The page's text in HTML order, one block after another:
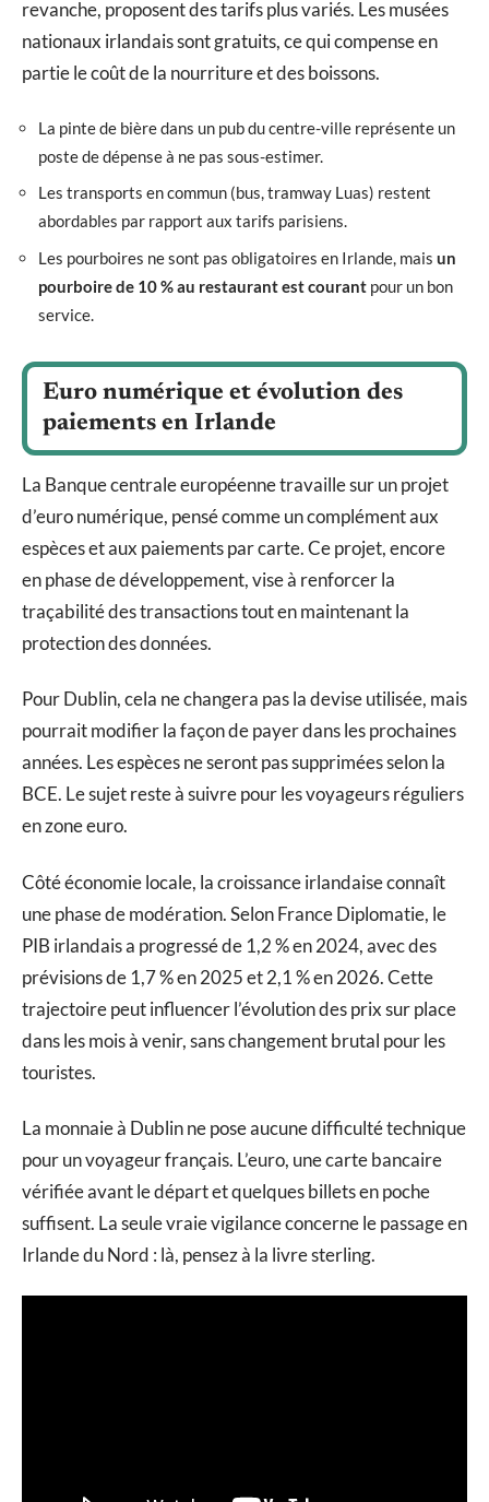
revanche, proposent des tarifs plus variés. Les musées
nationaux irlandais sont gratuits, ce qui compense en
partie le coût de la nourriture et des boissons.
La pinte de bière dans un pub du centre-ville représente un
poste de dépense à ne pas sous-estimer.
Les transports en commun (bus, tramway Luas) restent
abordables par rapport aux tarifs parisiens.
Les pourboires ne sont pas obligatoires en Irlande, mais un
pourboire de 10 % au restaurant est courant pour un bon
service.
Euro numérique et évolution des
paiements en Irlande
La Banque centrale européenne travaille sur un projet
d’euro numérique, pensé comme un complément aux
espèces et aux paiements par carte. Ce projet, encore
en phase de développement, vise à renforcer la
traçabilité des transactions tout en maintenant la
protection des données.
Pour Dublin, cela ne changera pas la devise utilisée, mais
pourrait modifier la façon de payer dans les prochaines
années. Les espèces ne seront pas supprimées selon la
BCE. Le sujet reste à suivre pour les voyageurs réguliers
en zone euro.
Côté économie locale, la croissance irlandaise connaît
une phase de modération. Selon France Diplomatie, le
PIB irlandais a progressé de 1,2 % en 2024, avec des
prévisions de 1,7 % en 2025 et 2,1 % en 2026. Cette
trajectoire peut influencer l’évolution des prix sur place
dans les mois à venir, sans changement brutal pour les
touristes.
La monnaie à Dublin ne pose aucune difficulté technique
pour un voyageur français. L’euro, une carte bancaire
vérifiée avant le départ et quelques billets en poche
suffisent. La seule vraie vigilance concerne le passage en
Irlande du Nord : là, pensez à la livre sterling.